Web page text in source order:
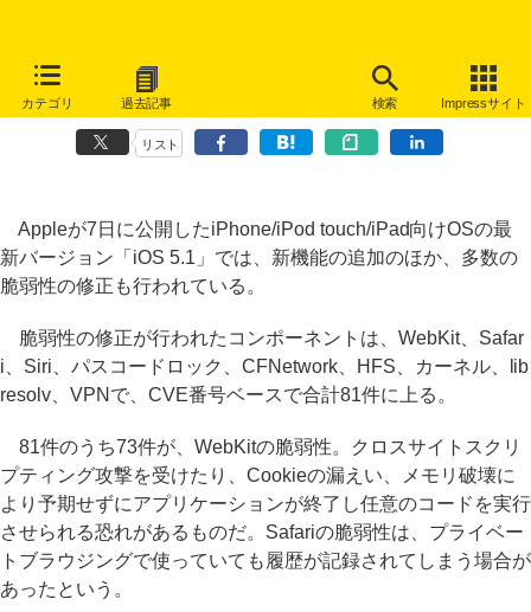
カテゴリ 過去記事 検索 Impressサイト
「iOS 5.1」では多数の脆弱性修正も、パスコードロック回避の問題な
リスト
Appleが7日に公開したiPhone/iPod touch/iPad向けOSの最
新バージョン「iOS 5.1」では、新機能の追加のほか、多数の
脆弱性の修正も行われている。
脆弱性の修正が行われたコンポーネントは、WebKit、Safar
i、Siri、パスコードロック、CFNetwork、HFS、カーネル、lib
resolv、VPNで、CVE番号ベースで合計81件に上る。
81件のうち73件が、WebKitの脆弱性。クロスサイトスクリ
プティング攻撃を受けたり、Cookieの漏えい、メモリ破壊に
より予期せずにアプリケーションが終了し任意のコードを実行
させられる恐れがあるものだ。Safariの脆弱性は、プライベー
トブラウジングで使っていても履歴が記録されてしまう場合が
あったという。